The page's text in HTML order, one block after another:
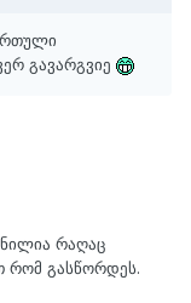
გავარგვიე
რაღაც
რომ გასწორდეს.